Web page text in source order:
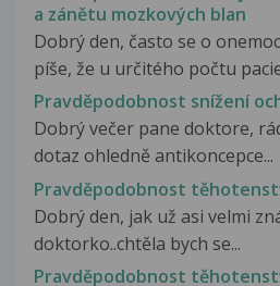
a zánětu mozkových blan
Dobrý den, často se o
píše, že u určitého počtu
Pravděpodobnost snížení
Dobrý večer pane doktore,
dotaz ohledně antikoncepce...
Pravděpodobnost
Dobrý den, jak už asi velmi
doktorko..chtěla bych se...
Pravděpodobnost